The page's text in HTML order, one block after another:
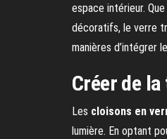
espace intérieur.
décoratifs, le verre
manières d’intégrer
Créer de
Les cloisons en
lumière. En optant